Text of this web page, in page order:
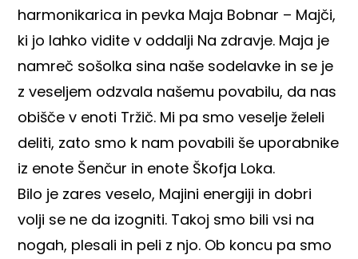
harmonikarica in pevka Maja Bobnar – Majči,
ki jo lahko vidite v oddalji Na zdravje. Maja je
namreč sošolka sina naše sodelavke in se je
z veseljem odzvala našemu povabilu, da nas
obišče v enoti Tržič. Mi pa smo veselje želeli
deliti, zato smo k nam povabili še uporabnike
iz enote Šenčur in enote Škofja Loka.
Bilo je zares veselo, Majini energiji in dobri
volji se ne da izogniti. Takoj smo bili vsi na
nogah, plesali in peli z njo. Ob koncu pa smo